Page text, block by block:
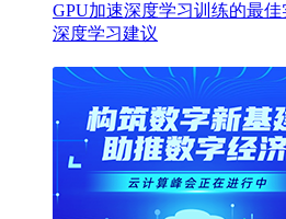
GPU加速深度学习训练的最
深度学习建议